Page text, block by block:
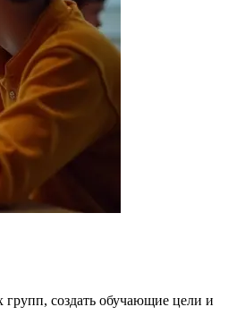
групп, создать обучающие цели и